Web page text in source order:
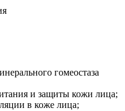
гомеостаза
и защиты кожи лица;
в коже лица;